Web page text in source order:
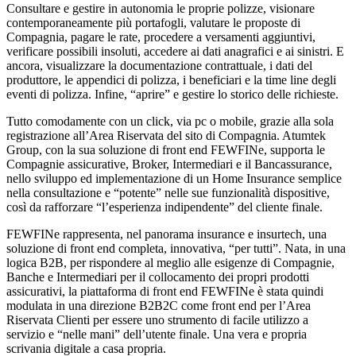
Consultare e gestire in autonomia le proprie polizze, visionare
contemporaneamente più portafogli, valutare le proposte di
Compagnia, pagare le rate, procedere a versamenti aggiuntivi,
verificare possibili insoluti, accedere ai dati anagrafici e ai sinistri. E
ancora, visualizzare la documentazione contrattuale, i dati del
produttore, le appendici di polizza, i beneficiari e la time line degli
eventi di polizza. Infine, “aprire” e gestire lo storico delle richieste.
Tutto comodamente con un click, via pc o mobile, grazie alla sola
registrazione all’Area Riservata del sito di Compagnia. Atumtek
Group, con la sua soluzione di front end FEWFINe, supporta le
Compagnie assicurative, Broker, Intermediari e il Bancassurance,
nello sviluppo ed implementazione di un Home Insurance semplice
nella consultazione e “potente” nelle sue funzionalità dispositive,
così da rafforzare “l’esperienza indipendente” del cliente finale.
FEWFINe rappresenta, nel panorama insurance e insurtech, una
soluzione di front end completa, innovativa, “per tutti”. Nata, in una
logica B2B, per rispondere al meglio alle esigenze di Compagnie,
Banche e Intermediari per il collocamento dei propri prodotti
assicurativi, la piattaforma di front end FEWFINe è stata quindi
modulata in una direzione B2B2C come front end per l’Area
Riservata Clienti per essere uno strumento di facile utilizzo a
servizio e “nelle mani” dell’utente finale. Una vera e propria
scrivania digitale a casa propria.